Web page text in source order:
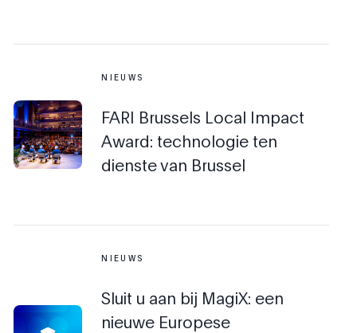
NIEUWS
FARI Brussels Local Impact
Award: technologie ten
dienste van Brussel
NIEUWS
Sluit u aan bij MagiX: een
nieuwe Europese